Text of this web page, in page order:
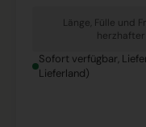
Länge, Fülle und
Sofort verfügbar,
Lieferland)